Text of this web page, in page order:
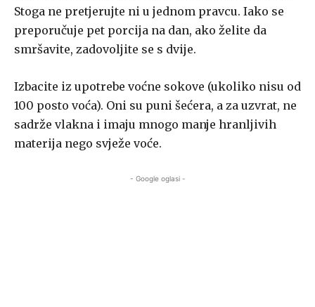
Stoga ne pretjerujte ni u jednom pravcu. Iako se
preporučuje pet porcija na dan, ako želite da
smršavite, zadovoljite se s dvije.
Izbacite iz upotrebe voćne sokove (ukoliko nisu od
100 posto voća). Oni su puni šećera, a za uzvrat, ne
sadrže vlakna i imaju mnogo manje hranljivih
materija nego svježe voće.
- Google oglasi -